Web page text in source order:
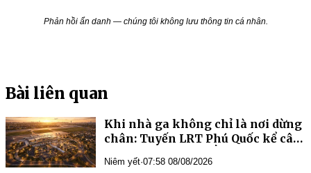
Phản hồi ẩn danh — chúng tôi không lưu thông tin cá nhân.
Bài liên quan
Khi nhà ga không chỉ là nơi dừng
chân: Tuyến LRT Phú Quốc kể câu
Niêm yết·07:58 08/08/2026